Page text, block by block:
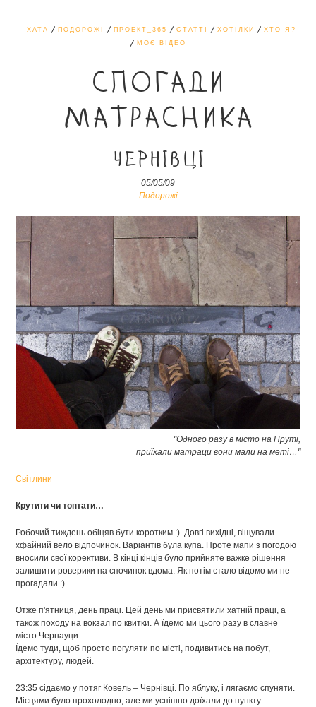
ХАТА ПОДОРОЖІ ПРОЕКТ_365 СТАТТІ ХОТІЛКИ
ХТО Я?
МОЄ ВІДЕО
СПОГАДИ
МАТРАСНИКА
Чернівці
05/05/09
Подорожі
"Одного разу в місто на Пруті,
приїхали матраци вони мали на меті…"
Світлини
Крутити чи топтати…
Робочий тиждень обіцяв бути коротким :). Довгі вихідні, віщували
хфайний вело відпочинок. Варіантів була купа. Проте мапи з погодою
вносили свої корективи. В кінці кінців було прийняте важке рішення
залишити роверики на спочинок вдома. Як потім стало відомо ми не
прогадали :).
Отже п'ятниця, день праці. Цей день ми присвятили хатній праці, а
також походу на вокзал по квитки. А їдемо ми цього разу в славне
місто Чернауци.
Їдемо туди, щоб просто погуляти по місті, подивитись на побут,
архітектуру, людей.
23:35 сідаємо у потяг Ковель – Чернівці. По яблуку, і лягаємо спуняти.
Місцями було прохолодно, але ми успішно доїхали до пункту